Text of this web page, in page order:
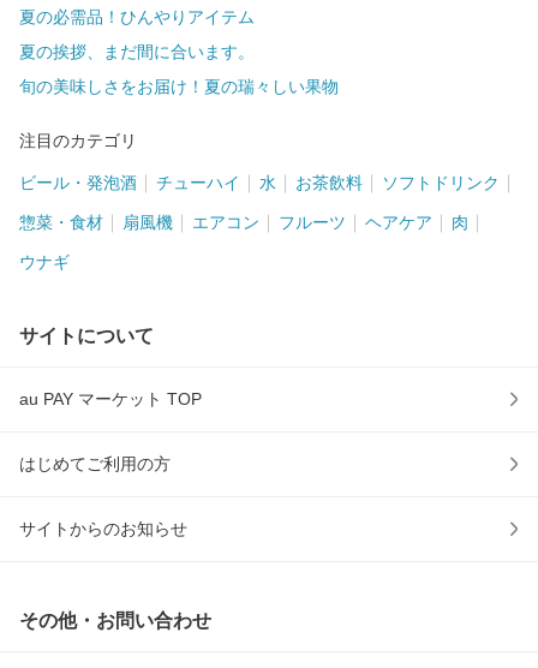
夏の必需品！ひんやりアイテム
夏の挨拶、まだ間に合います。
旬の美味しさをお届け！夏の瑞々しい果物
注目のカテゴリ
ビール・発泡酒 チューハイ 水 お茶飲料 ソフトドリンク
惣菜・食材 扇風機 エアコン フルーツ ヘアケア 肉
ウナギ
サイトについて
au PAY マーケット TOP
はじめてご利用の方
サイトからのお知らせ
その他・お問い合わせ